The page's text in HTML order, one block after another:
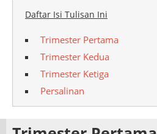
Daftar Isi Tulisan Ini
Trimester Pertama
Trimester Kedua
Trimester Ketiga
Persalinan